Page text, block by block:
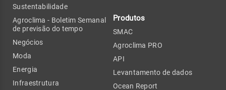
Sustentabilidade
Agroclima - Boletim Semanal
de previsão do tempo
Negócios
Moda
Energia
Infraestrutura
Produtos
SMAC
Agroclima PRO
API
Levantamento de dados
Ocean Report